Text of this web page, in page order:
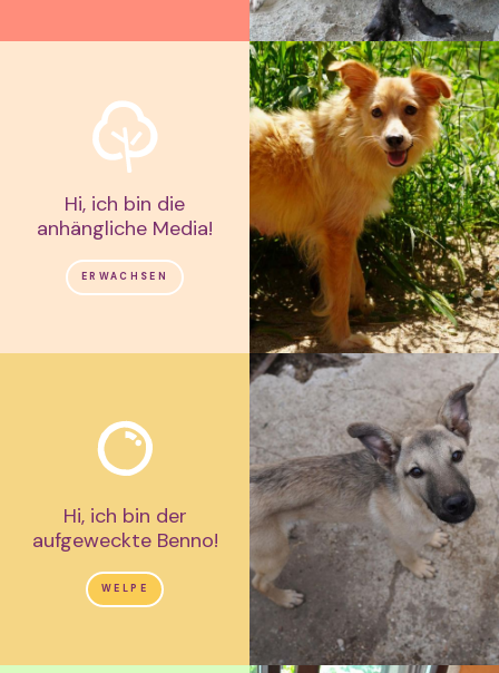
Hi, ich bin die
anhängliche Media!
ERWACHSEN
Hi, ich bin der
aufgeweckte Benno!
WELPE